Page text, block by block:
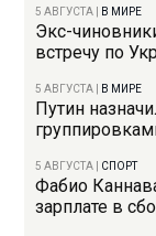
5 АВГУСТА В МИРЕ
Экс-
встречу по
5 АВГУСТА В МИРЕ
Путин
5 АВГУСТА СПОРТ
Фабио
зарплате в